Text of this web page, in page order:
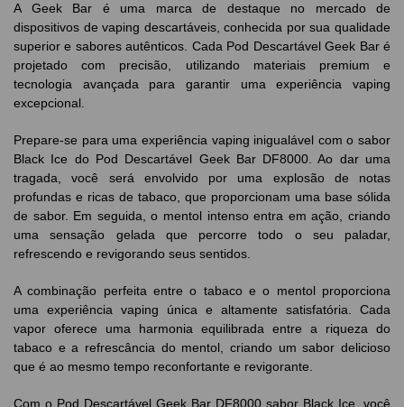
A Geek Bar é uma marca de destaque no mercado de
dispositivos de vaping descartáveis, conhecida por sua qualidade
superior e sabores autênticos. Cada Pod Descartável Geek Bar é
projetado com precisão, utilizando materiais premium e
tecnologia avançada para garantir uma experiência vaping
excepcional.
Prepare-se para uma experiência vaping inigualável com o sabor
Black Ice do Pod Descartável Geek Bar DF8000. Ao dar uma
tragada, você será envolvido por uma explosão de notas
profundas e ricas de tabaco, que proporcionam uma base sólida
de sabor. Em seguida, o mentol intenso entra em ação, criando
uma sensação gelada que percorre todo o seu paladar,
refrescendo e revigorando seus sentidos.
A combinação perfeita entre o tabaco e o mentol proporciona
uma experiência vaping única e altamente satisfatória. Cada
vapor oferece uma harmonia equilibrada entre a riqueza do
tabaco e a refrescância do mentol, criando um sabor delicioso
que é ao mesmo tempo reconfortante e revigorante.
Com o Pod Descartável Geek Bar DF8000 sabor Black Ice, você